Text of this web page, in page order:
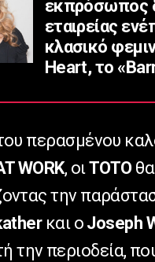
εκπρόσωπος
εταιρείας
κλασικό
Heart, το
περασμένου
WORK, οιTOTO
την
και ο Joseph
την περιοδεία,